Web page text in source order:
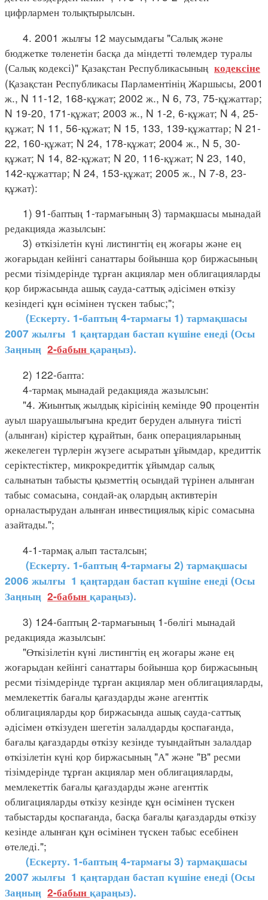
цифрлармен толықтырылсын.
4. 2001 жылғы 12 маусымдағы "Салық және
бюджетке төленетін басқа да міндетті төлемдер туралы
(Салық кодексі)" Қазақстан Республикасының кодексіне
(Қазақстан Республикасы Парламентінің Жаршысы, 2001
ж., N 11-12, 168-құжат; 2002 ж., N 6, 73, 75-құжаттар;
N 19-20, 171-құжат; 2003 ж., N 1-2, 6-құжат; N 4, 25-
құжат; N 11, 56-құжат; N 15, 133, 139-құжаттар; N 21-
22, 160-құжат; N 24, 178-құжат; 2004 ж., N 5, 30-
құжат; N 14, 82-құжат; N 20, 116-құжат; N 23, 140,
142-құжаттар; N 24, 153-құжат; 2005 ж., N 7-8, 23-
құжат):
1) 91-баптың 1-тармағының 3) тармақшасы мынадай
редакцияда жазылсын:
3) өткізілетін күні листингтің ең жоғары және ең
жоғарыдан кейінгі санаттары бойынша қор биржасының
ресми тізімдерінде тұрған акциялар мен облигацияларды
қор биржасында ашық сауда-саттық әдісімен өткізу
кезіндегі құн өсімінен түскен табыс;";
(Ескерту. 1-баптың 4-тармағы 1) тармақшасы
2007 жылғы 1 қаңтардан бастап күшіне енеді (Осы
Заңның 2-бабын қараңыз).
2) 122-бапта:
4-тармақ мынадай редакцияда жазылсын:
"4. Жиынтық жылдық кірісінің кемінде 90 процентін
ауыл шаруашылығына кредит беруден алынуға тиісті
(алынған) кірістер құрайтын, банк операцияларының
жекелеген түрлерін жүзеге асыратын ұйымдар, кредиттік
серіктестіктер, микрокредиттік ұйымдар салық
салынатын табысты қызметтің осындай түрінен алынған
табыс сомасына, сондай-ақ олардың активтерін
орналастырудан алынған инвестициялық кіріс сомасына
азайтады.";
4-1-тармақ алып тасталсын;
(Ескерту. 1-баптың 4-тармағы 2) тармақшасы
2006 жылғы 1 қаңтардан бастап күшіне енеді (Осы
Заңның 2-бабын қараңыз).
3) 124-баптың 2-тармағының 1-бөлігі мынадай
редакцияда жазылсын:
"Өткізілетін күні листингтің ең жоғары және ең
жоғарыдан кейінгі санаттары бойынша қор биржасының
ресми тізімдерінде тұрған акциялар мен облигацияларды,
мемлекеттік бағалы қағаздарды және агенттік
облигацияларды қор биржасында ашық сауда-саттық
әдісімен өткізуден шегетін залалдарды қоспағанда,
бағалы қағаздарды өткізу кезінде туындайтын залалдар
өткізілетін күні қор биржасының "А" және "В" ресми
тізімдерінде тұрған акциялар мен облигацияларды,
мемлекеттік бағалы қағаздарды және агенттік
облигацияларды өткізу кезінде құн өсімінен түскен
табыстарды қоспағанда, басқа бағалы қағаздарды өткізу
кезінде алынған құн өсімінен түскен табыс есебінен
өтеледі.";
(Ескерту. 1-баптың 4-тармағы 3) тармақшасы
2007 жылғы 1 қаңтардан бастап күшіне енеді (Осы
Заңның 2-бабын қараңыз).